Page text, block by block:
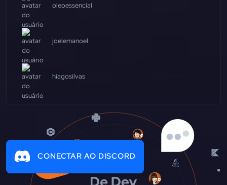
oleoessencial
joelemanoel
hiagosilvas
CONECTAR AO DISCORD